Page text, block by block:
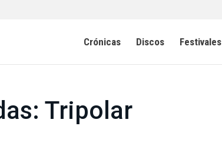
Crónicas Discos Festivales
Tripolar